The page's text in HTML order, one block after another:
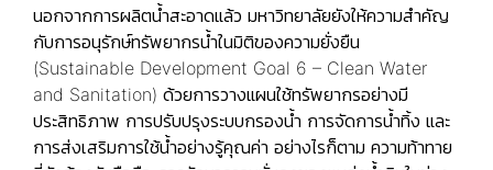
นอกจากการผลิตน้ำสะอาดแล้ว มหาวิทยาลัยยังให้ความสำคัญ
กับการอนุรักษ์ทรัพยากรน้ำในมิติของความยั่งยืน
(Sustainable Development Goal 6 – Clean Water
and Sanitation) ด้วยการวางแผนใช้ทรัพยากรอย่างมี
ประสิทธิภาพ การปรับปรุงระบบกรองน้ำ การจัดการน้ำทิ้ง และ
การส่งเสริมการใช้น้ำอย่างรู้คุณค่า อย่างไรก็ตาม ความท้าทาย